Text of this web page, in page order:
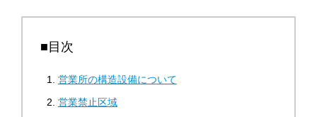
■目次
営業所の構造設備について
営業禁止区域